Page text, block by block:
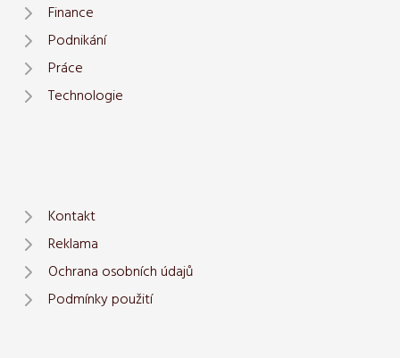
Finance
Podnikání
Práce
Technologie
Kontakt
Reklama
Ochrana osobních údajů
Podmínky použití